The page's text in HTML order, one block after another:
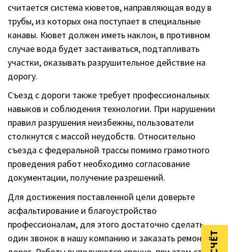
считается система кюветов, направляющая воду в
трубы, из которых она поступает в специальные
канавы. Кювет должен иметь наклон, в противном
случае вода будет застаиваться, подтапливать
участки, оказывать разрушительное действие на
дорогу.
Съезд с дороги также требует профессиональных
навыков и соблюдения технологии. При нарушении
правил разрушения неизбежны, пользователи
столкнутся с массой неудобств. Относительно
съезда с федеральной трассы помимо грамотного
проведения работ необходимо согласование
документации, получение разрешений.
Для достижения поставленной цели доверьте
асфальтирование и благоустройство
профессионалам, для этого достаточно сделать
один звонок в нашу компанию и заказать ремонт